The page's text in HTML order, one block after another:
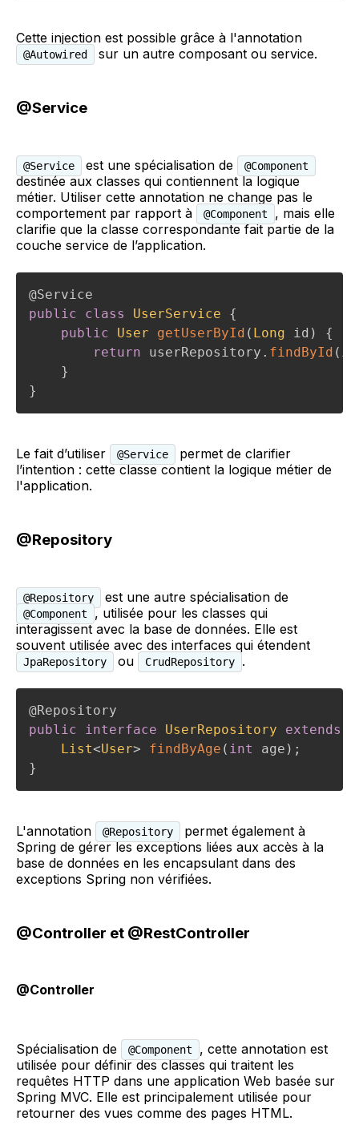
Cette injection est possible grâce à l'annotation
@Autowired sur un autre composant ou service.
@Service
@Service est une spécialisation de @Component
destinée aux classes qui contiennent la logique
métier. Utiliser cette annotation ne change pas le
comportement par rapport à
@Component
, mais elle
clarifie que la classe correspondante fait partie de la
couche service de l’application.
@Service
public
class UserService
{
public
User getUserById ( Long id )
{
return userRepository . findById ( id
}
}
Le fait d’utiliser @Service
permet de clarifier
l’intention : cette classe contient la logique métier de
l'application.
@Repository
@Repository est une autre spécialisation de
@Component
, utilisée pour les classes qui
interagissent avec la base de données. Elle est
souvent utilisée avec des interfaces qui étendent
JpaRepository ou CrudRepository .
@Repository
public
interface UserRepository extends
List<User> findByAge ( int age ) ;
}
L'annotation @Repository
permet également à
Spring de gérer les exceptions liées aux accès à la
base de données en les encapsulant dans des
exceptions Spring non vérifiées.
@Controller et @RestController
@Controller
Spécialisation de @Component
, cette annotation est
utilisée pour définir des classes qui traitent les
requêtes HTTP dans une application Web basée sur
Spring MVC. Elle est principalement utilisée pour
retourner des vues comme des pages HTML.